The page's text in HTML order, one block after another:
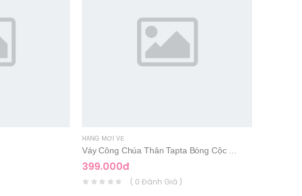
HÀNG MỚI VỀ
399.000đ
( 0 Đánh Giá )